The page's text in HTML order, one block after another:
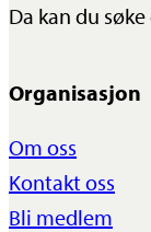
Da kan du
Organisasjon
Om oss
Kontakt oss
Bli medlem